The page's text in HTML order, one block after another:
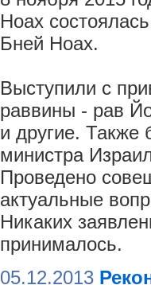
Ноах
Бней Ноах.
Выступили с
раввины - рав
и другие. Также
министра
Проведено
актуальные
Никаких
принималось.
05.12.2013